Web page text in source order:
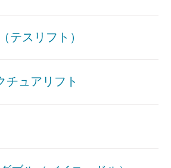
テスリフト）
チュアリフト